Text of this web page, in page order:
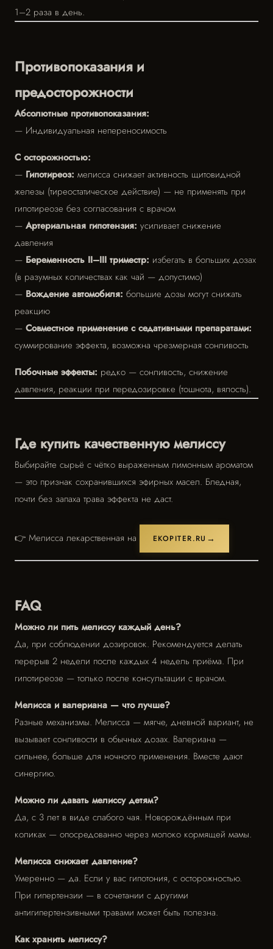
1–2 раза в день.
Противопоказания и
предосторожности
Абсолютные противопоказания:
— Индивидуальная непереносимость
С осторожностью:
— Гипотиреоз: мелисса снижает активность щитовидной
железы (тиреостатическое действие) — не применять при
гипотиреозе без согласования с врачом
— Артериальная гипотензия: усиливает снижение
давления
— Беременность II–III триместр: избегать в больших дозах
(в разумных количествах как чай — допустимо)
— Вождение автомобиля: большие дозы могут снижать
реакцию
— Совместное применение с седативными препаратами:
суммирование эффекта, возможна чрезмерная сонливость
Побочные эффекты: редко — сонливость, снижение
давления, реакции при передозировке (тошнота, вялость).
Где купить качественную мелиссу
Выбирайте сырьё с чётко выраженным лимонным ароматом
— это признак сохранившихся эфирных масел. Бледная,
почти без запаха трава эффекта не даст.
👉 Мелисса лекарственная на EKOPITER.RU
FAQ
Можно ли пить мелиссу каждый день?
Да, при соблюдении дозировок. Рекомендуется делать
перерыв 2 недели после каждых 4 недель приёма. При
гипотиреозе — только после консультации с врачом.
Мелисса и валериана — что лучше?
Разные механизмы. Мелисса — мягче, дневной вариант, не
вызывает сонливости в обычных дозах. Валериана —
сильнее, больше для ночного применения. Вместе дают
синергию.
Можно ли давать мелиссу детям?
Да, с 3 лет в виде слабого чая. Новорождённым при
коликах — опосредованно через молоко кормящей мамы.
Мелисса снижает давление?
Умеренно — да. Если у вас гипотония, с осторожностью.
При гипертензии — в сочетании с другими
антигипертензивными травами может быть полезна.
Как хранить мелиссу?